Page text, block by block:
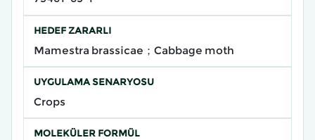
HEDEF ZARARLI
Mamestra brassicae；Cabbage moth
UYGULAMA SENARYOSU
Crops
MOLEKÜLER FORMÜL